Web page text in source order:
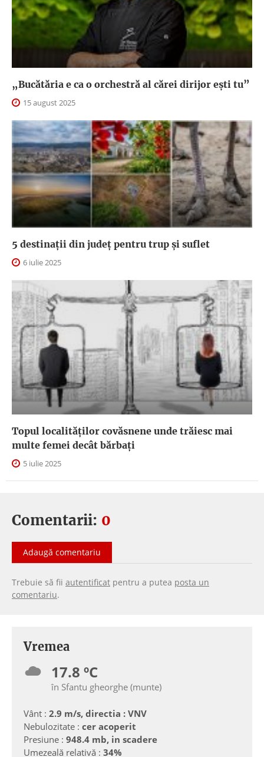
„Bucătăria e ca o orchestră al cărei dirijor ești tu”
15 august 2025
5 destinații din județ pentru trup și suflet
6 iulie 2025
Topul localităților covăsnene unde trăiesc mai
multe femei decât bărbați
5 iulie 2025
Comentarii: 0
Adaugă comentariu
Trebuie să fii autentificat pentru a putea posta un
comentariu.
Vremea
17.8 ºC
în Sfantu gheorghe (munte)
Vânt : 2.9 m/s, directia : VNV
Nebulozitate : cer acoperit
Presiune : 948.4 mb, in scadere
Umezeală relativă : 34%